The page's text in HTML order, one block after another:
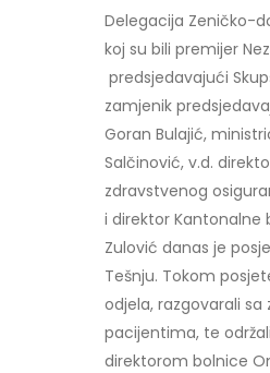
Delegacija Zeničko-
koj su bili premijer
predsjedavajući
zamjenik
Goran Bulajić,
Salčinović, v.d.
zdravstvenog
i direktor Kantonalne
Zulović danas je
Tešnju. Tokom
odjela, razgovarali sa
pacijentima, te
direktorom bolnice